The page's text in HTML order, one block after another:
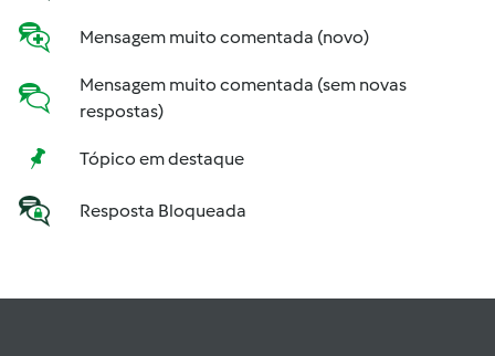
Mensagem muito comentada (novo)
Mensagem muito comentada (sem novas
respostas)
Tópico em destaque
Resposta Bloqueada